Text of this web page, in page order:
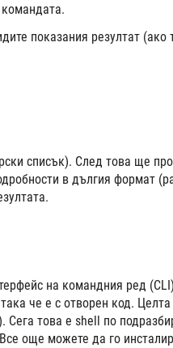
показания резултат (ако
списък). След това ще
в дългия формат
на командния ред
че е с отворен код.
Сега това е shell по
още можете да го